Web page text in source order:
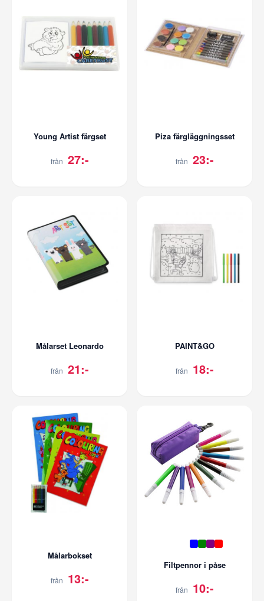
Young Artist färgset
från 27:-
Piza färgläggningsset
från 23:-
Målarset Leonardo
från 21:-
PAINT&GO
från 18:-
Målarbokset
från 13:-
Filtpennor i påse
från 10:-